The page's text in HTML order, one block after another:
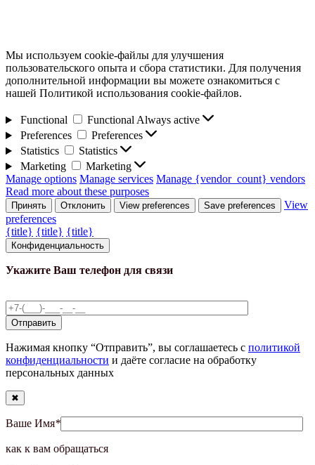
Мы используем cookie-файлы для улучшения
пользовательского опыта и сбора статистики. Для получения
дополнительной информации вы можете ознакомиться с
нашей Политикой использования cookie-файлов.
Functional Functional Always active
Preferences
Preferences
Statistics
Statistics
Marketing
Marketing
Manage options Manage services Manage {vendor_count} vendors
Read more about these purposes
Принять Отклонить View preferences Save preferences
View
preferences
{title} {title} {title}
Конфиденциальность
Укажите Ваш телефон для связи
Нажимая кнопку “Отправить”, вы соглашаетесь с политикой
конфиденциальности и даёте согласие на обработку
персональных данных
✖
Ваше Имя*
как к вам обращаться